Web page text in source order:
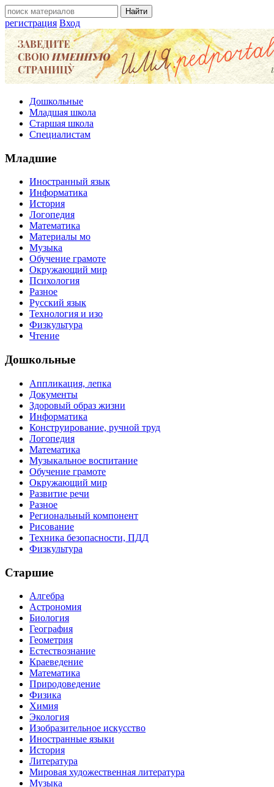
регистрация Вход
Дошкольные
Младшая школа
Старшая школа
Специалистам
Младшие
Иностранный язык
Информатика
История
Логопедия
Математика
Материалы мо
Музыка
Обучение грамоте
Окружающий мир
Психология
Разное
Русский язык
Технология и изо
Физкультура
Чтение
Дошкольные
Аппликация, лепка
Документы
Здоровый образ жизни
Информатика
Конструирование, ручной труд
Логопедия
Математика
Музыкальное воспитание
Обучение грамоте
Окружающий мир
Развитие речи
Разное
Региональный компонент
Рисование
Техника безопасности, ПДД
Физкультура
Старшие
Алгебра
Астрономия
Биология
География
Геометрия
Естествознание
Краеведение
Математика
Природоведение
Физика
Химия
Экология
Изобразительное искусство
Иностранные языки
История
Литература
Мировая художественная литература
Музыка